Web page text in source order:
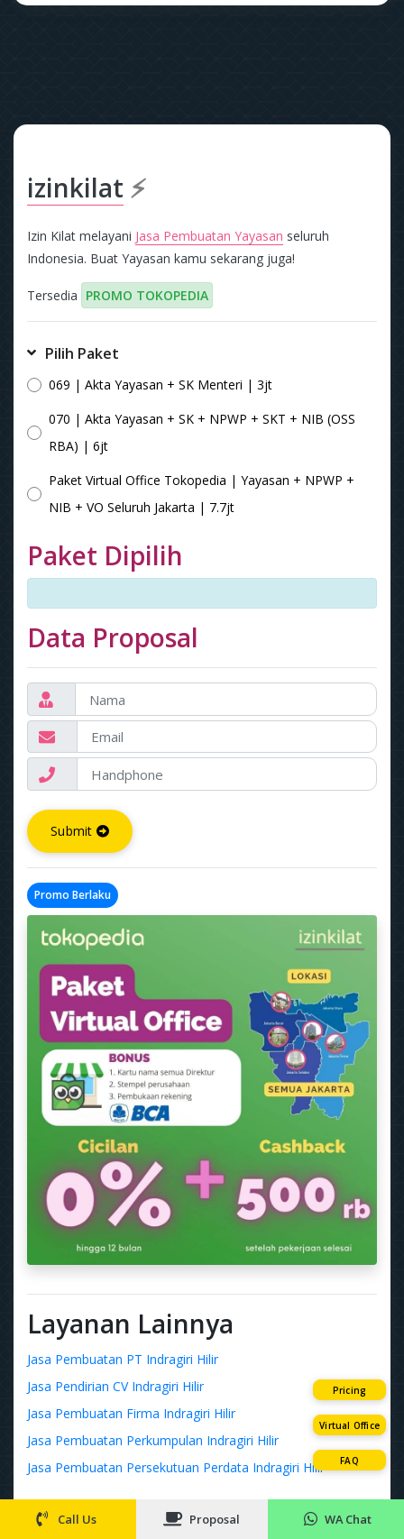
izinkilat ⚡
Izin Kilat melayani Jasa Pembuatan Yayasan seluruh
Indonesia. Buat Yayasan kamu sekarang juga!
Tersedia PROMO TOKOPEDIA
Pilih Paket
069 | Akta Yayasan + SK Menteri | 3jt
070 | Akta Yayasan + SK + NPWP + SKT + NIB (OSS
RBA) | 6jt
Paket Virtual Office Tokopedia | Yayasan + NPWP +
NIB + VO Seluruh Jakarta | 7.7jt
Paket Dipilih
Data Proposal
Submit
Promo Berlaku
Layanan Lainnya
Jasa Pembuatan PT Indragiri Hilir
Jasa Pendirian CV Indragiri Hilir
Jasa Pembuatan Firma Indragiri Hilir
Jasa Pembuatan Perkumpulan Indragiri Hilir
Jasa Pembuatan Persekutuan Perdata Indragiri Hilir
Layanan Terbaru
Pricing
Virtual Office
FAQ
Call Us Proposal WA Chat